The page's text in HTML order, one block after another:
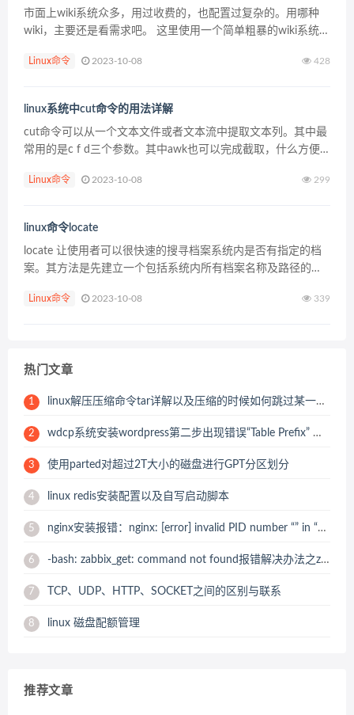
市面上wiki系统众多，用过收费的，也配置过复杂的。用哪种
wiki，主要还是看需求吧。 这里使用一个简单粗暴的wiki系统，
里简单记录下，以便同行使用。 逻辑：...
Linux命令 2023-10-08 428
linux系统中cut命令的用法详解
cut命令可以从一个文本文件或者文本流中提取文本列。其中最
常用的是c f d三个参数。其中awk也可以完成截取，什么方便
Linux命令 2023-10-08 299
linux命令locate
locate 让使用者可以很快速的搜寻档案系统内是否有指定的档
案。其方法是先建立一个包括系统内所有档案名称及路径的数
档案系统之中了。在一般的 distribution...
Linux命令 2023-10-08 339
热门文章
1 linux解压压缩命令tar详解以及压缩的时候如何跳过某一个压缩目录或文件
2 wdcp系统安装wordpress第二步出现错误“Table Prefix” must not be empty
3 使用parted对超过2T大小的磁盘进行GPT分区划分
4 linux redis安装配置以及自写启动脚本
5 nginx安装报错：nginx: [error] invalid PID number “” in “/usr/local/nginx/logs/nginx.pid” 解决办法
6 -bash: zabbix_get: command not found报错解决办法之zabbix_get 安装
7 TCP、UDP、HTTP、SOCKET之间的区别与联系
8 linux 磁盘配额管理
推荐文章